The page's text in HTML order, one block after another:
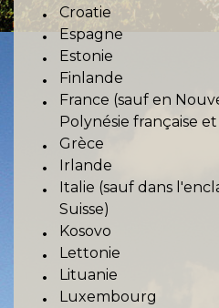
Croatie
Espagne
Estonie
Finlande
France (sauf en
Polynésie française
Grèce
Irlande
Italie (sauf dans
Suisse)
Kosovo
Lettonie
Lituanie
Luxembourg